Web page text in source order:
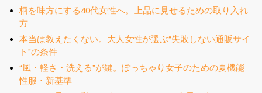
柄を味方にする40代女性へ。上品に見せるための取り入れ
方
本当は教えたくない。大人女性が選ぶ“失敗しない通販サイ
ト”の条件
“風・軽さ・洗える”が鍵。ぽっちゃり女子のための夏機能
性服・新基準